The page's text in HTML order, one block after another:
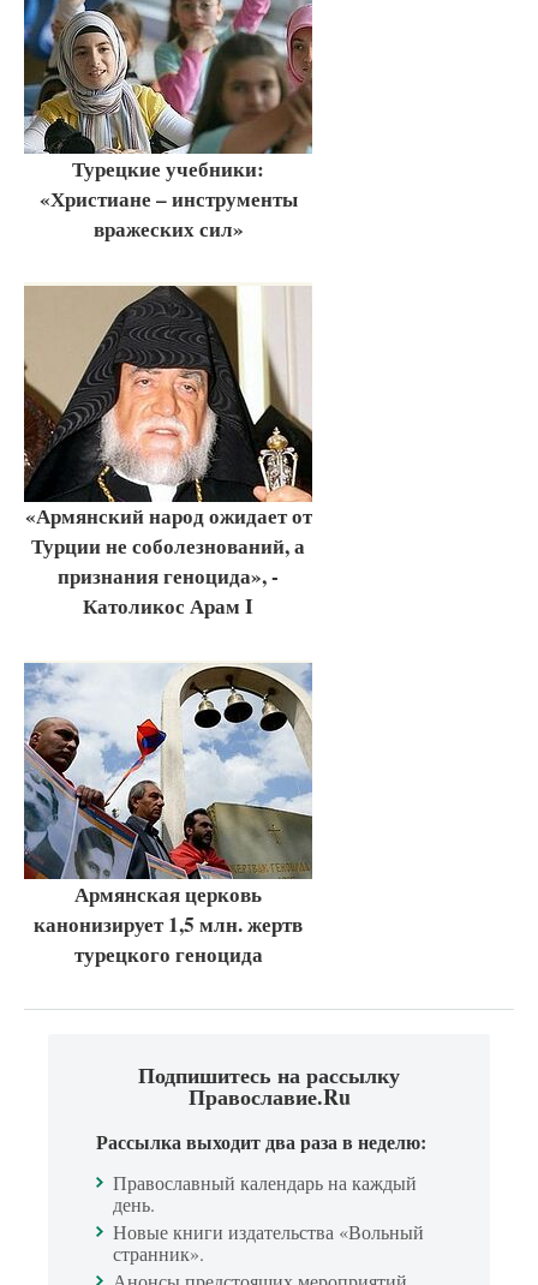
Турецкие учебники:
«Христиане – инструменты
вражеских сил»
«Армянский народ ожидает от
Турции не соболезнований, а
признания геноцида», -
Католикос Арам I
Армянская церковь
канонизирует 1,5 млн. жертв
турецкого геноцида
Подпишитесь на рассылку
Православие.Ru
Рассылка выходит два раза в неделю:
Православный календарь на каждый
день.
Новые книги издательства «Вольный
странник».